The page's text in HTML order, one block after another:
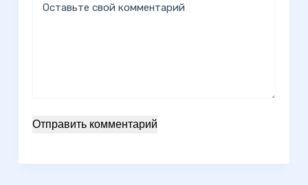
Оставьте свой комментарий
Отправить комментарий